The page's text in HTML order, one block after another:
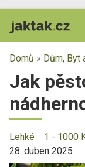
Domů » Dům, Byt
Jak
Lehké 1 - 1000
28. duben 2025